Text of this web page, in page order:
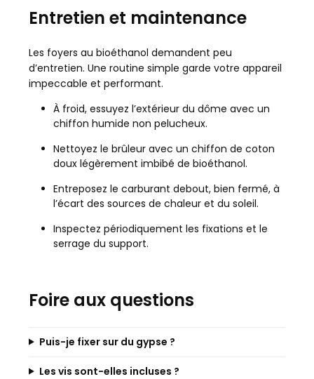
Entretien et maintenance
Les foyers au bioéthanol demandent peu
d’entretien. Une routine simple garde votre appareil
impeccable et performant.
À froid, essuyez l’extérieur du dôme avec un
chiffon humide non pelucheux.
Nettoyez le brûleur avec un chiffon de coton
doux légèrement imbibé de bioéthanol.
Entreposez le carburant debout, bien fermé, à
l’écart des sources de chaleur et du soleil.
Inspectez périodiquement les fixations et le
serrage du support.
Foire aux questions
Puis-je fixer sur du gypse ?
Les vis sont-elles incluses ?